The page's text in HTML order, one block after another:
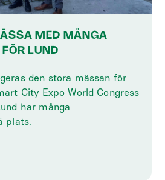
MED MÅNGA
LUND
den stora mässan för
City Expo World Congress
har många
plats.